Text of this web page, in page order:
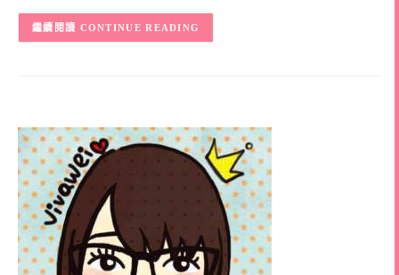
CONTINUE READING